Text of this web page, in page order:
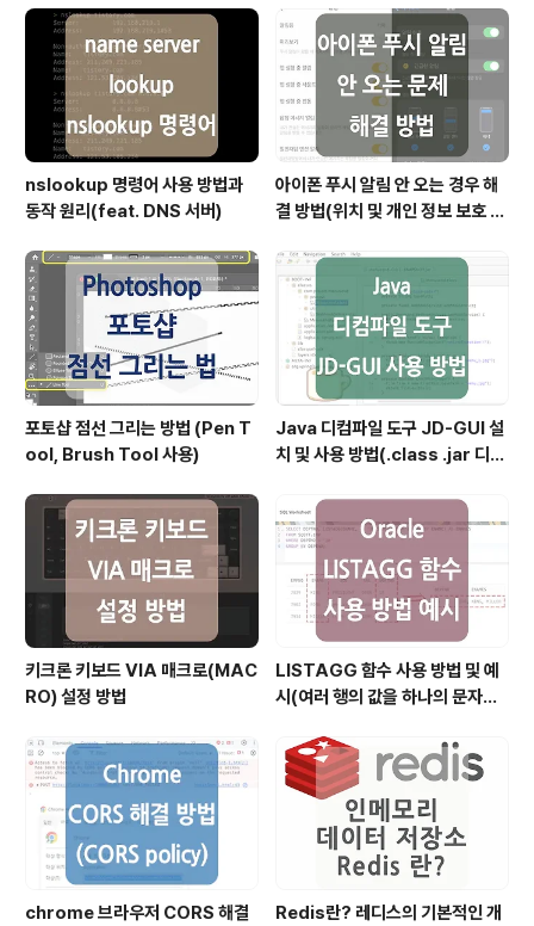
WHERE condition; CTAS는 기본적으로 다음과 같은
구문으로 사용되며, 전체 테이블을 복사하는 데 사용되거
나 조건부 데이터를 복사, ..
nslookup 명령어 사용 방법과
동작 원리(feat. DNS 서버)
아이폰 푸시 알림 안 오는 경우 해
결 방법(위치 및 개인 정보 보호 재
포토샵 점선 그리는 방법 (Pen T
ool, Brush Tool 사용)
Java 디컴파일 도구 JD-GUI 설
치 및 사용 방법(.class .jar 디컴
키크론 키보드 VIA 매크로(MAC
RO) 설정 방법
LISTAGG 함수 사용 방법 및 예
시(여러 행의 값을 하나의 문자열
chrome 브라우저 CORS 해결 Redis란? 레디스의 기본적인 개